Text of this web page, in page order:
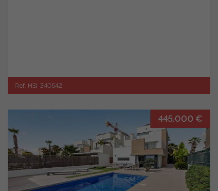
Ref. HSI-340542
445.000 €